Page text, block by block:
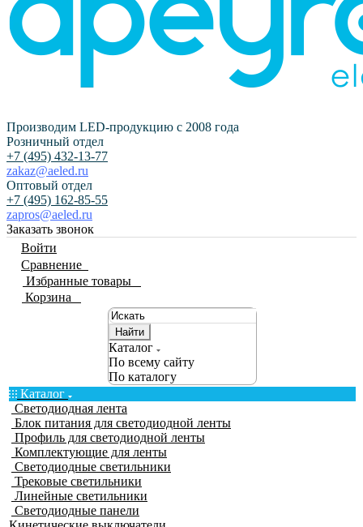
Производим LED-продукцию с 2008 года
Розничный отдел
+7 (495) 432-13-77
zakaz@aeled.ru
Оптовый отдел
+7 (495) 162-85-55
zapros@aeled.ru
Заказать звонок
Войти
Сравнение
Избранные товары
Корзина
Найти
Каталог
По всему сайту
По каталогу
Каталог
Светодиодная лента
Блок питания для светодиодной ленты
Профиль для светодиодной ленты
Комплектующие для ленты
Светодиодные светильники
Трековые светильники
Линейные светильники
Светодиодные панели